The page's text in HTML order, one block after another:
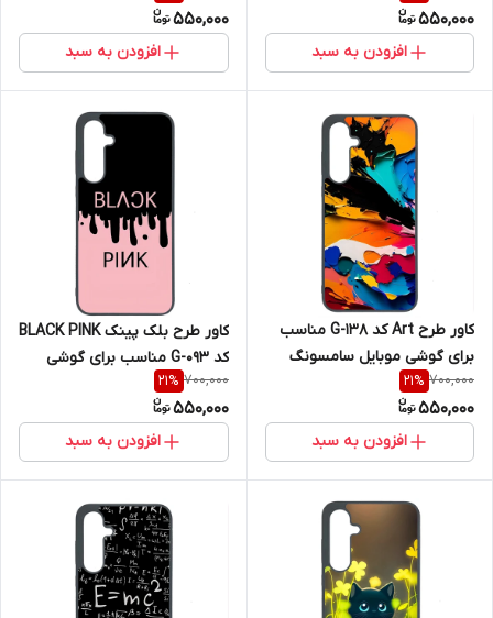
550,000
افزودن به سبد
550,000
افزودن به سبد
کاور طرح Art کد G-138 مناسب
برای گوشی موبایل سامسونگ
Galaxy A36
700,000
21%
550,000
افزودن به سبد
کاور طرح بلک پینک BLACK PINK
کد G-093 مناسب برای گوشی
موبایل سامسونگ Galaxy A36
700,000
21%
550,000
افزودن به سبد